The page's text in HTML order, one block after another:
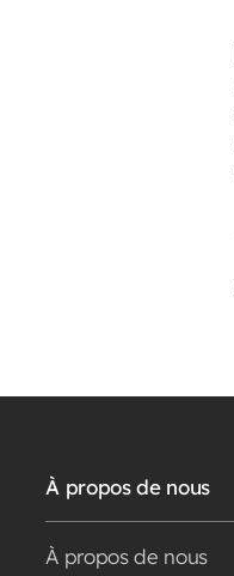
À propos de nous
À propos de nous